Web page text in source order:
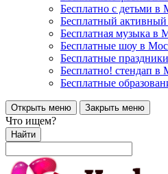
Бесплатно с детьми в
Бесплатный
Бесплатная музыка в
Бесплатные шоу в
Бесплатные
Бесплатно! стендап в
Бесплатные
Открыть меню Закрыть меню
Что ищем?
Найти